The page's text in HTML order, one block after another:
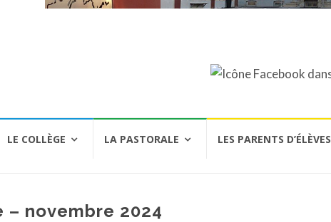
LE COLLÈGE LA PASTORALE LES PARENTS D’ÉLÈVES
novembre 2024